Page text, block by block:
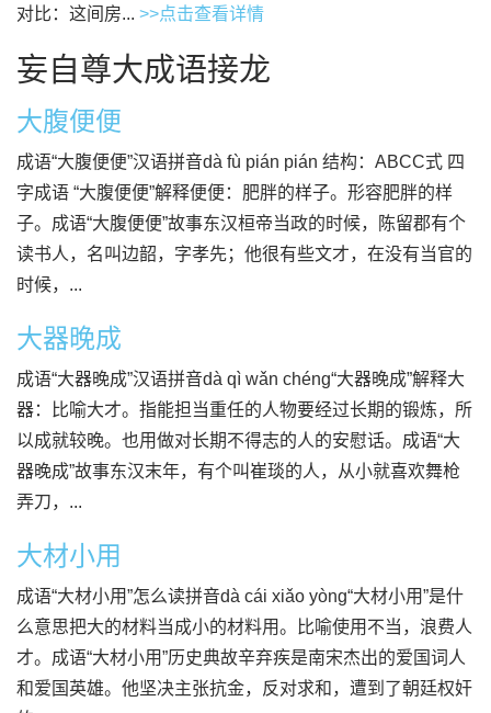
对比：这间房... >>点击查看详情
妄自尊大成语接龙
大腹便便
成语“大腹便便”汉语拼音dà fù pián pián 结构：ABCC式 四
字成语 “大腹便便”解释便便：肥胖的样子。形容肥胖的样
子。成语“大腹便便”故事东汉桓帝当政的时候，陈留郡有个
读书人，名叫边韶，字孝先；他很有些文才，在没有当官的
时候，...
大器晚成
成语“大器晚成”汉语拼音dà qì wǎn chéng“大器晚成”解释大
器：比喻大才。指能担当重任的人物要经过长期的锻炼，所
以成就较晚。也用做对长期不得志的人的安慰话。成语“大
器晚成”故事东汉末年，有个叫崔琰的人，从小就喜欢舞枪
弄刀，...
大材小用
成语“大材小用”怎么读拼音dà cái xiǎo yòng“大材小用”是什
么意思把大的材料当成小的材料用。比喻使用不当，浪费人
才。成语“大材小用”历史典故辛弃疾是南宋杰出的爱国词人
和爱国英雄。他坚决主张抗金，反对求和，遭到了朝廷权奸